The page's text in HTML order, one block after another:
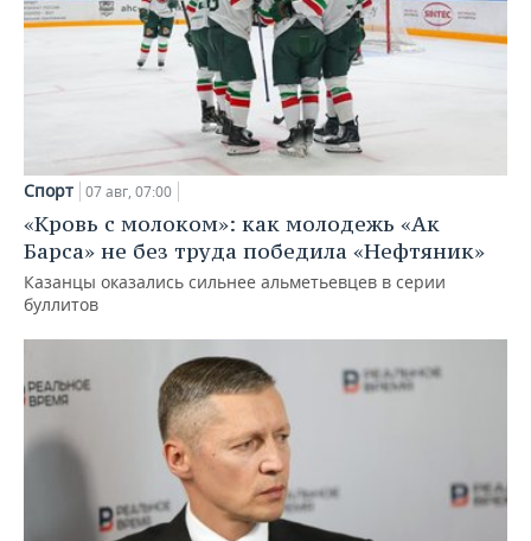
Спорт 07 авг, 07:00
«Кровь с молоком»: как молодежь «Ак
Барса» не без труда победила «Нефтяник»
Казанцы оказались сильнее альметьевцев в серии
буллитов